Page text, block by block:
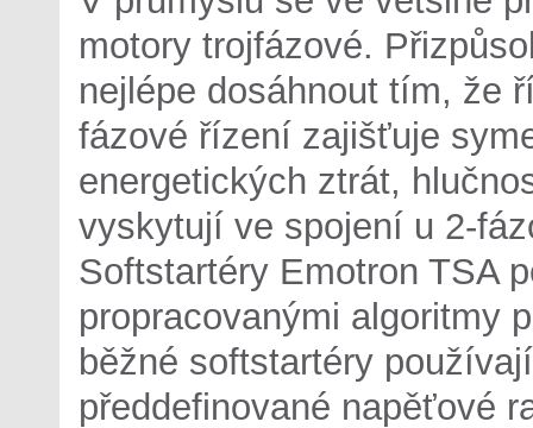
motory trojfázové.
nejlépe dosáhnout tím, že
fázové řízení zajišťuje
energetických ztrát,
vyskytují ve spojení u 2-
Softstartéry Emotron TSA
propracovanými algoritmy
běžné softstartéry
předdefinované napěťové